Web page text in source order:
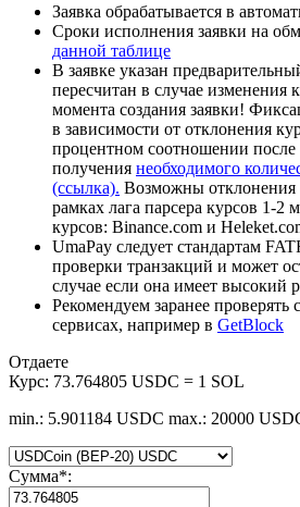
Заявка обрабатывается в
Сроки исполнения заявки на
данной таблице
В заявке указан
пересчитан в случае изменения
момента создания заявки!
в зависимости от отклонения
процентном соотношении после
получения необходимого
(ссылка). Возможны отклонения
рамках лага парсера курсов 1-
курсов: Binance.com и
UmaPay следует стандартам
проверки транзакций и может
случае если она имеет высокий
Рекомендуем заранее
сервисах, например в GetBlock
Отдаете
Курс: 73.764805 USDC = 1 SOL
min.: 5.901184 USDC max.: 20000
Сумма*: